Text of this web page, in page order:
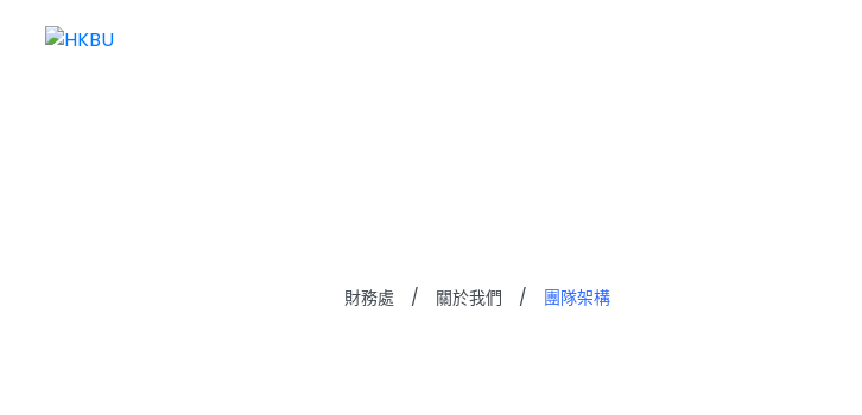
財務處 / 關於我們 / 團隊架構